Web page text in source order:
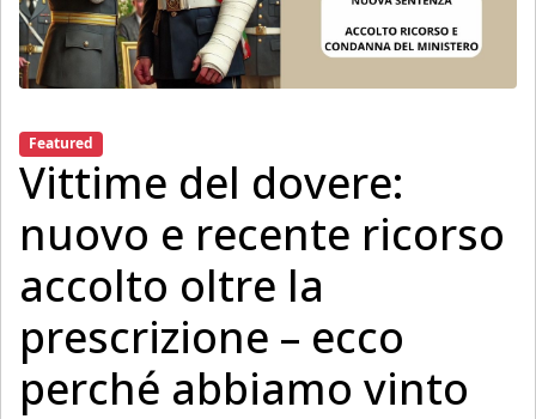
Featured
Vittime del dovere:
nuovo e recente ricorso
accolto oltre la
prescrizione – ecco
perché abbiamo vinto